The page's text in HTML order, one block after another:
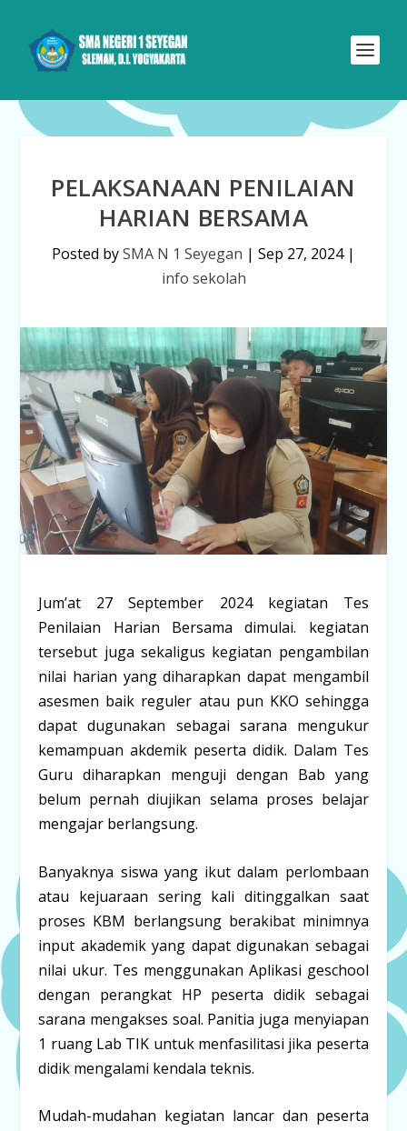
PELAKSANAAN PENILAIAN
HARIAN BERSAMA
Posted bySMA N 1 Seyegan | Sep 27, 2024|
info sekolah
Jum’at 27 September 2024 kegiatan Tes
Penilaian Harian Bersama dimulai. kegiatan
tersebut juga sekaligus kegiatan pengambilan
nilai harian yang diharapkan dapat mengambil
asesmen baik reguler atau pun KKO sehingga
dapat dugunakan sebagai sarana mengukur
kemampuan akdemik peserta didik. Dalam Tes
Guru diharapkan menguji dengan Bab yang
belum pernah diujikan selama proses belajar
mengajar berlangsung.
Banyaknya siswa yang ikut dalam perlombaan
atau kejuaraan sering kali ditinggalkan saat
proses KBM berlangsung berakibat minimnya
input akademik yang dapat digunakan sebagai
nilai ukur. Tes menggunakan Aplikasi geschool
dengan perangkat HP peserta didik sebagai
sarana mengakses soal. Panitia juga menyiapan
1 ruang Lab TIK untuk menfasilitasi jika peserta
didik mengalami kendala teknis.
Mudah-mudahan kegiatan lancar dan peserta